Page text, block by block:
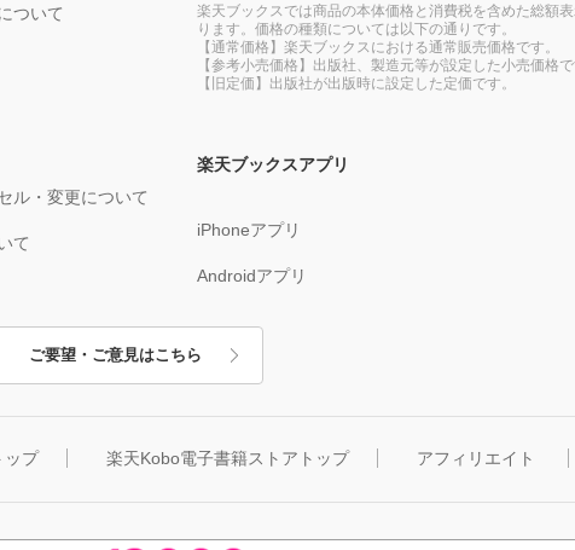
ついて
ル・変更について
て
楽天ブックスでは商品の本体価格と消費税を含めた総額
ります。価格の種類については以下の通りです。
【通常価格】楽天ブックスにおける通常販売価格です。
【参考小売価格】出版社、製造元等が設定した小売価格で
【旧定価】出版社が出版時に設定した定価です。
楽天ブックスアプリ
iPhoneアプリ
Androidアプリ
ご要望・ご意見はこちら
ップ 楽天Kobo電子書籍ストアトップ アフィリエイト